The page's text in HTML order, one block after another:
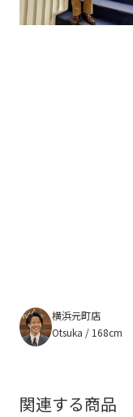
横浜元町店
Otsuka / 168cm
関連する商品